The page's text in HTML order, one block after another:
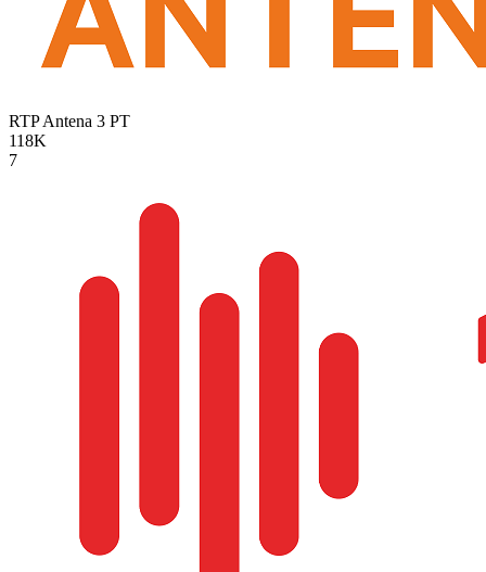
RTP Antena 3 PT
118K
7